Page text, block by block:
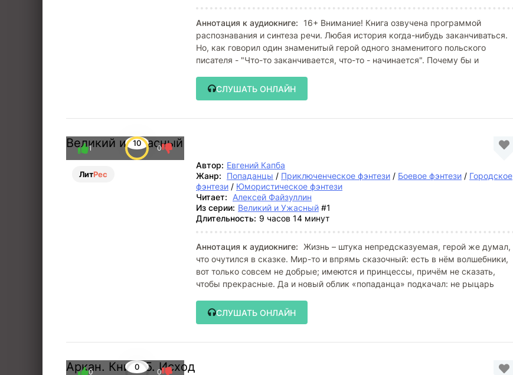
Аннотация к аудиокниге:
16+ Внимание! Книга озвучена программой
распознавания и синтеза речи. Любая история когда-нибудь заканчиваться.
Но, как говорил один знаменитый герой одного знаменитого польского
писателя - "Что-то заканчивается, что-то - начинается". Почему бы и
СЛУШАТЬ ОНЛАЙН
Великий и Ужасный
ЛитРес
10
1 0
Автор: Евгений Капба
Жанр:
Попаданцы / Приключенческое фэнтези / Боевое фэнтези / Городское
фэнтези / Юмористическое фэнтези
Читает:
Алексей Файзуллин
Из серии: Великий и Ужасный #1
Длительность: 9 часов 14 минут
Аннотация к аудиокниге:
Жизнь – штука непредсказуемая, герой же думал,
что очутился в сказке. Мир-то и впрямь сказочный: есть в нём волшебники,
вот только совсем не добрые; имеются и принцессы, причём не сказать,
чтобы прекрасные. Да и новый облик «попаданца» подкачал: не рыцарь
СЛУШАТЬ ОНЛАЙН
Аркан. Книга 5. Исход
0
0 0